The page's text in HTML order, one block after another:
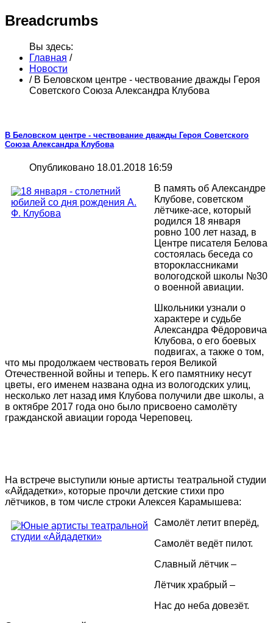
Breadcrumbs
Вы здесь:
Главная /
Новости
/ В Беловском центре - чествование дважды Героя
Советского Союза Александра Клубова
В Беловском центре - чествование дважды Героя Советского
Союза Александра Клубова
Опубликовано 18.01.2018 16:59
В память об Александре
Клубове, советском
лётчике-асе, который
родился 18 января
ровно 100 лет назад, в
Центре писателя Белова
состоялась беседа со
второклассниками
вологодской школы №30
о военной авиации.
Школьники узнали о
характере и судьбе
Александра Фёдоровича
Клубова, о его боевых
подвигах, а также о том,
что мы продолжаем чествовать героя Великой
Отечественной войны и теперь. К его памятнику несут
цветы, его именем названа одна из вологодских улиц,
несколько лет назад имя Клубова получили две школы, а
в октябре 2017 года оно было присвоено самолёту
гражданской авиации города Череповец.
На встрече выступили юные артисты театральной студии
«Айдадетки», которые прочли детские стихи про
лётчиков, в том числе строки Алексея Карамышева:
Самолёт летит вперёд,
Самолёт ведёт пилот.
Славный лётчик –
Лётчик храбрый –
Нас до неба довезёт.